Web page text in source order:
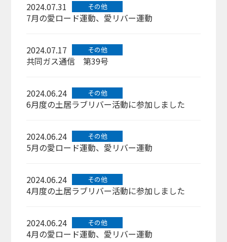
2024.07.31 その他
7月の愛ロード運動、愛リバー運動
2024.07.17 その他
共同ガス通信 第39号
2024.06.24 その他
6月度の土居ラブリバー活動に参加しました
2024.06.24 その他
5月の愛ロード運動、愛リバー運動
2024.06.24 その他
4月度の土居ラブリバー活動に参加しました
2024.06.24 その他
4月の愛ロード運動、愛リバー運動